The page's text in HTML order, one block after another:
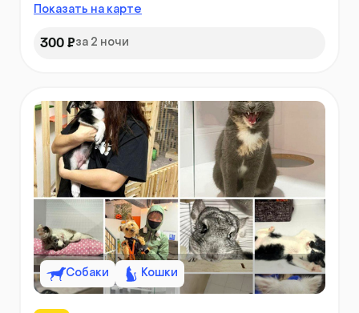
Показать на карте
300 ₽за 2 ночи
Собаки Кошки